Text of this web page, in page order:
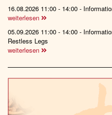
16.08.2026 11:00 - 14:00 -
weiterlesen
05.09.2026 11:00 - 14:00 -
Restless Legs
weiterlesen